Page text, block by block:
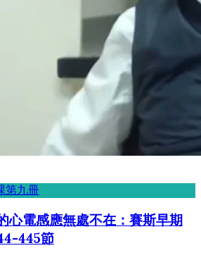
第九冊
心電感應無處不在：賽斯早期
445節